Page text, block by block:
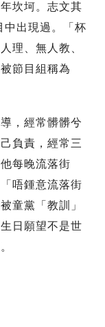
坎坷。志文其
中出現過。「杯
理、無人教、
節目組稱為
，經常髒髒兮
負責，經常三
每晚流落街
唔鍾意流落街
童黨「教訓」
日願望不是世